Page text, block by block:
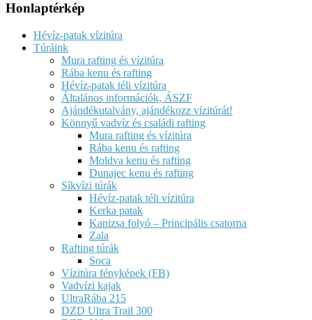
Honlaptérkép
Hévíz-patak vízitúra
Túráink
Mura rafting és vízitúra
Rába kenu és rafting
Hévíz-patak téli vízitúra
Általános információk, ÁSZF
Ajándékutalvány, ajándékozz vízitúrát!
Könnyű vadvíz és családi rafting
Mura rafting és vízitúra
Rába kenu és rafting
Moldva kenu és rafting
Dunajec kenu és rafting
Síkvízi túrák
Hévíz-patak téli vízitúra
Kerka patak
Kanizsa folyó – Principális csatorna
Zala
Rafting túrák
Soca
Vízitúra fényképek (FB)
Vadvízi kajak
UltraRába 215
DZD Ultra Trail 300